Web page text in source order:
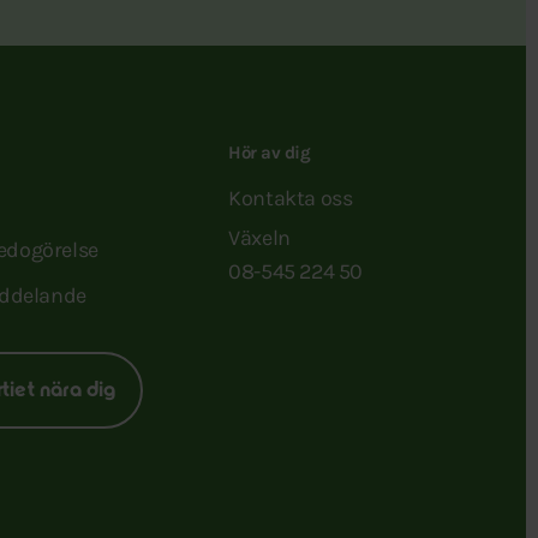
nära dig
Hör av dig
Kontakta oss
Växeln
08-545 224 50